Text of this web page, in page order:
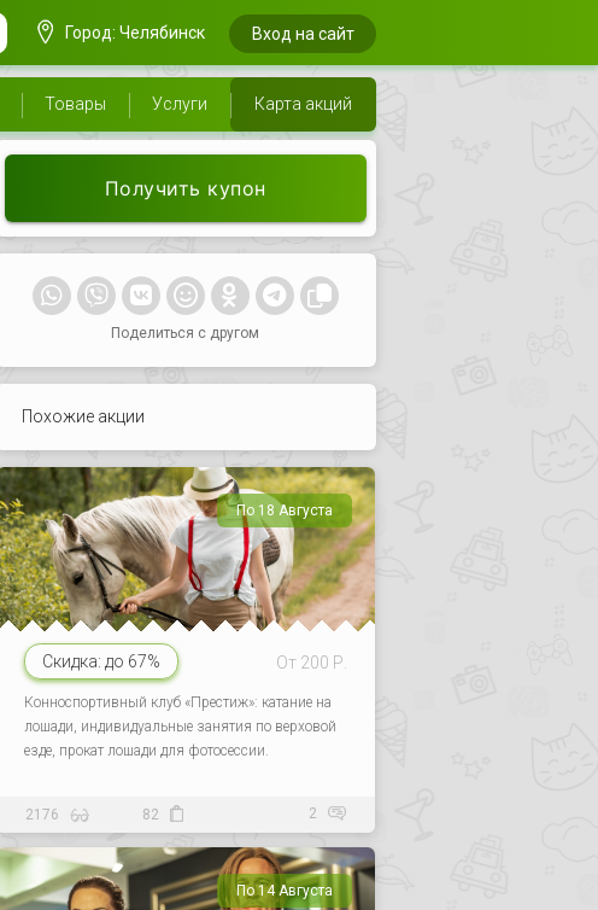
Город: Челябинск Вход на сайт
Товары Услуги Карта акций
Получить купон
Поделиться с другом
Похожие акции
По 18 Августа
Скидка: до 67% От 200 Р.
Конноспортивный клуб «Престиж»: катание на
лошади, индивидуальные занятия по верховой
езде, прокат лошади для фотосессии.
2176 82 2
По 14 Августа